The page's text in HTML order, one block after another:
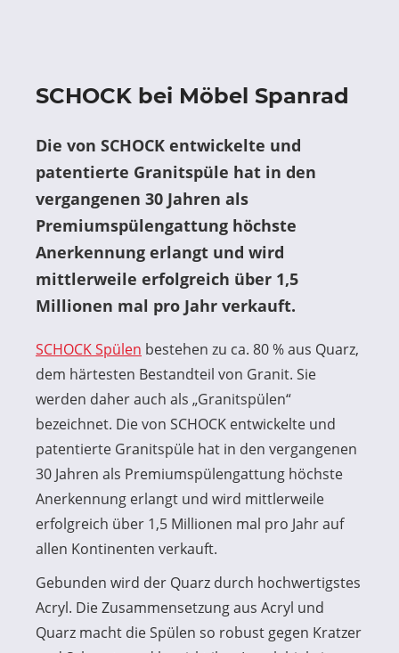
SCHOCK bei Möbel Spanrad
Die von SCHOCK entwickelte und
patentierte Granitspüle hat in den
vergangenen 30 Jahren als
Premiumspülengattung höchste
Anerkennung erlangt und wird
mittlerweile erfolgreich über 1,5
Millionen mal pro Jahr verkauft.
SCHOCK Spülen bestehen zu ca. 80 % aus Quarz,
dem härtesten Bestandteil von Granit. Sie
werden daher auch als „Granitspülen“
bezeichnet. Die von SCHOCK entwickelte und
patentierte Granitspüle hat in den vergangenen
30 Jahren als Premiumspülengattung höchste
Anerkennung erlangt und wird mittlerweile
erfolgreich über 1,5 Millionen mal pro Jahr auf
allen Kontinenten verkauft.
Gebunden wird der Quarz durch hochwertigstes
Acryl. Die Zusammensetzung aus Acryl und
Quarz macht die Spülen so robust gegen Kratzer